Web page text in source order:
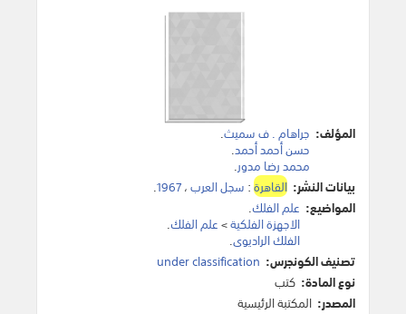
المؤلف: جراهام . ف سميث.
حسن أحمد أحمد.
محمد رضا مدور.
بيانات النشر: القاهرة: سجل العرب،1967
.
المواضيع: علم الفلك.
الاجهزة الفلكية>علم الفلك.
الفلك الراديوى.
تصنيف الكونجرس: under classification
نوع المادة: كتب
المصدر: المكتبة الرئيسية